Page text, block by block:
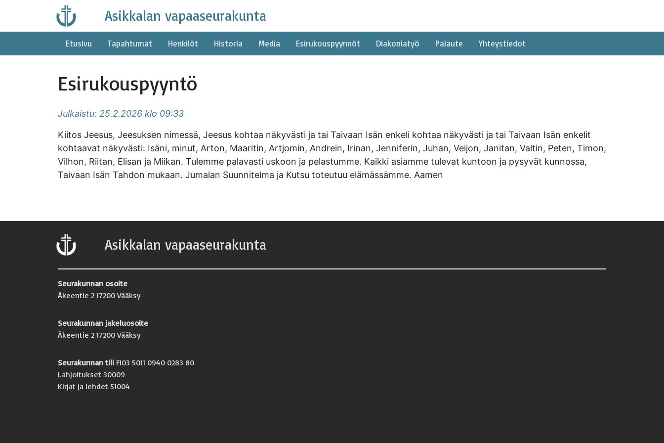
content
Asikkalan vapaaseurakunta
Etusivu Tapahtumat Henkilöt Historia Media Esirukouspyynnöt Diakoniatyö Palaute Yhteystiedot
Esirukouspyyntö
Julkaistu: 25.2.2026 klo 09:33
Kiitos Jeesus, Jeesuksen nimessä, Jeesus kohtaa näkyvästi ja tai Taivaan Isän enkeli kohtaa näkyvästi ja tai Taivaan Isän enkelit
kohtaavat näkyvästi: Isäni, minut, Arton, Maaritin, Artjomin, Andrein, Irinan, Jenniferin, Juhan, Veijon, Janitan, Valtin, Peten, Timon,
Vilhon, Riitan, Elisan ja Miikan. Tulemme palavasti uskoon ja pelastumme. Kaikki asiamme tulevat kuntoon ja pysyvät kunnossa,
Taivaan Isän Tahdon mukaan. Jumalan Suunnitelma ja Kutsu toteutuu elämässämme. Aamen
Asikkalan vapaaseurakunta
Seurakunnan osoite
Äkeentie 2 17200 Vääksy
Seurakunnan jakeluosoite
Äkeentie 2 17200 Vääksy
Seurakunnan tili FI03 5011 0940 0283 80
Lahjoitukset 30009
Kirjat ja lehdet 51004